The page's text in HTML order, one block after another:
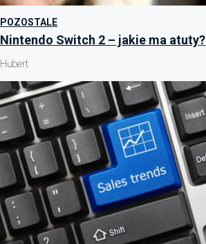
POZOSTALE
Nintendo Switch 2 – jakie ma atuty?
Hubert